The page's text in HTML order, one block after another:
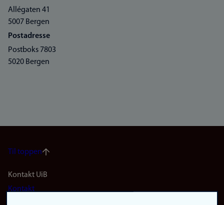
Allégaten 41
5007 Bergen
Postadresse
Postboks 7803
5020 Bergen
Til toppen
Footer
Kontakt UiB
Kontakt